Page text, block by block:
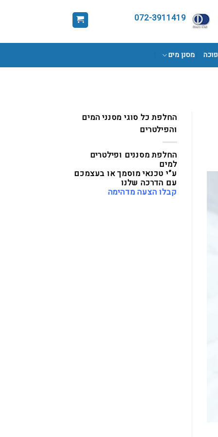
072-3911419
מסנן מים
החלפת כל סוגי מסנני המים
והפילטרים
החלפת מסננים ופילטרים
למים
ע”י טכנאי מוסמך או בעצמכם
עם הדרכה שלנו
קבלו הצעה מדהימה